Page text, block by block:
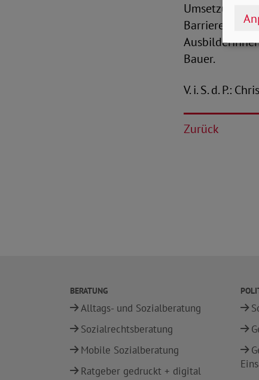
Bauer.
V. i. S. d. P.:
Zurück
BERATUNG
Alltags- und Sozialberatung
Sozialrechtsberatung
Mobile Sozialberatung
Ratgeber gedruckt + digital